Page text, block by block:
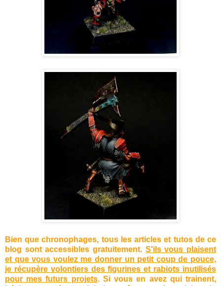
Bien que chronophages, tous les articles et tutos de ce
blog sont accessibles gratuitement. S'ils vous plaisent
et que vous voulez me donner un petit coup de pouce,
je récupère volontiers des figurines et rabiots inutilisés
pour mes futurs projets. Si vous en avez qui trainent,